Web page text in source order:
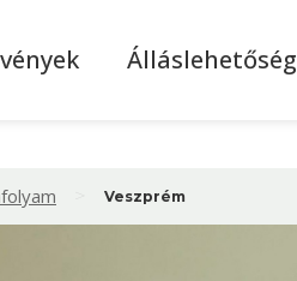
Álláslehetőség
Veszprém